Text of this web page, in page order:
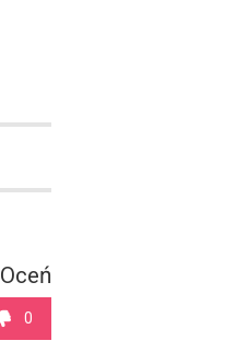
Oceń
0